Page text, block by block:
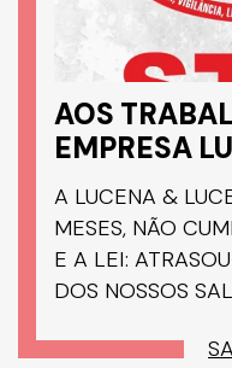
AOS
EMPRESA
A LUCENA &
MESES, NÃO
E A LEI:
DOS NOSSOS